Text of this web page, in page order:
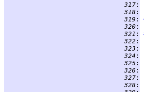
317 :
318 :
319 :
320 :
321 :
322 :
323 :
324 :
325 :
326 :
327 :
328 :